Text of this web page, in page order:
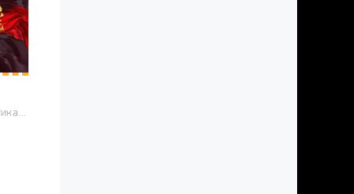
2019 / Романтика, Фэнтези, Боевые искусства, Китайские дорамы